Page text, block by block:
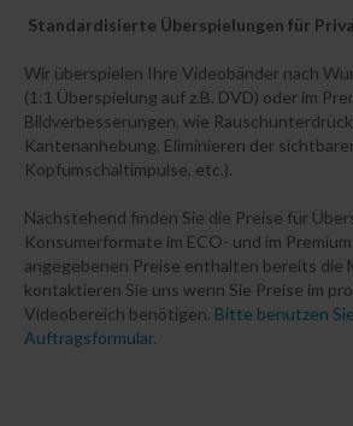
Produkte + Preise
VHS auf DVD, BluRay oder Stick
Betamax auf DVD, BluRay oder
Video 8 auf DVD, BluRay oder Stick
8mm Film auf DVD, BluRay oder
16mm Film auf DVD, BluRay oder
Dias auf Disk, Stick, Cloud
Negative auf Disk, Stick, Cloud
Standardisierte Überspielungen für
Wir überspielen Ihre Videobänder nach
(1:1 Überspielung auf z.B. DVD) oder im
Bildverbesserungen, wie
Kantenanhebung, Eliminieren der
Kopfumschaltimpulse, etc.).
Nachstehend finden Sie die Preise für
Konsumerformate im ECO- und im
angegebenen Preise enthalten bereits die
kontaktieren Sie uns wenn Sie Preise im
Videobereich benötigen. Bitte benutzen
Auftragsformular.